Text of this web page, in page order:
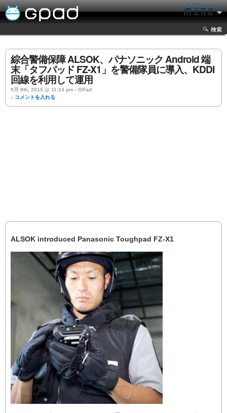
メニュー
検索
綜合警備保障 ALSOK、パナソニック Android 端
末「タフパッド FZ-X1」を警備隊員に導入、KDDI
回線を利用して運用
9月 8th, 2015 @ 11:14 pm › GPad
↓ コメントを入れる
ALSOK introduced Panasonic Toughpad FZ-X1